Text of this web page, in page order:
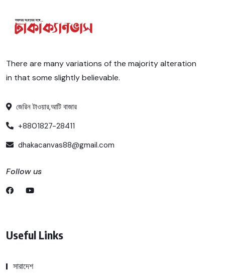
There are many variations of the majority alteration
in that some slightly believable.
জেরিন টাওয়ার,আটি বাজার
+8801827-28411
dhakacanvas88@gmail.com
Follow us
Useful Links
সারাদেশ